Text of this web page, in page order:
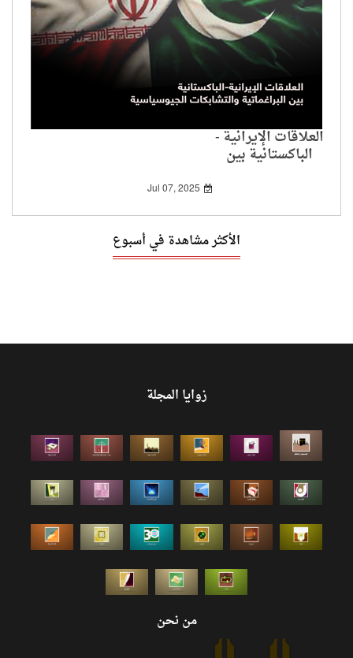
العلاقات الإيرانية -
الباكستانية بين
Jul 07, 2025
الأكثر مشاهدة في أسبوع
زوايا المجلة
من نحن